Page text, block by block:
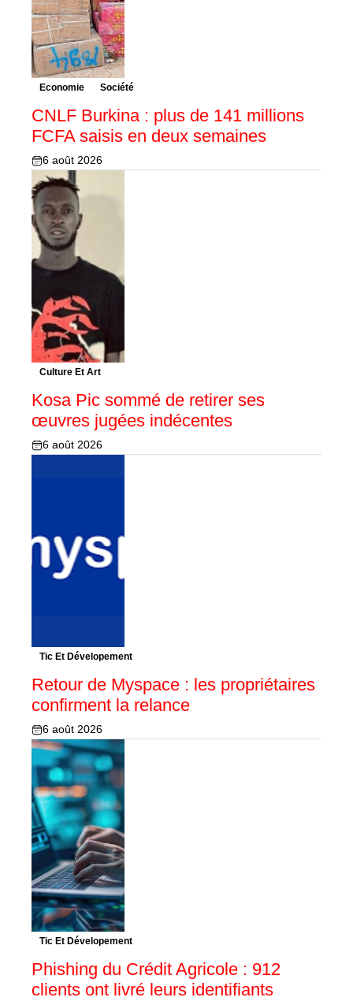
Economie Société
CNLF Burkina : plus de 141 millions
FCFA saisis en deux semaines
6 août 2026
Culture Et Art
Kosa Pic sommé de retirer ses
œuvres jugées indécentes
6 août 2026
Tic Et Dévelopement
Retour de Myspace : les propriétaires
confirment la relance
6 août 2026
Tic Et Dévelopement
Phishing du Crédit Agricole : 912
clients ont livré leurs identifiants